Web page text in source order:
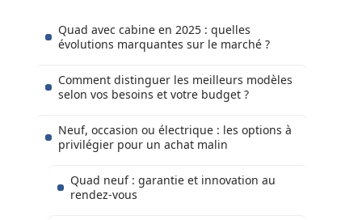
Quad avec cabine en 2025 : quelles
évolutions marquantes sur le marché ?
Comment distinguer les meilleurs modèles
selon vos besoins et votre budget ?
Neuf, occasion ou électrique : les options à
privilégier pour un achat malin
Quad neuf : garantie et innovation au
rendez-vous